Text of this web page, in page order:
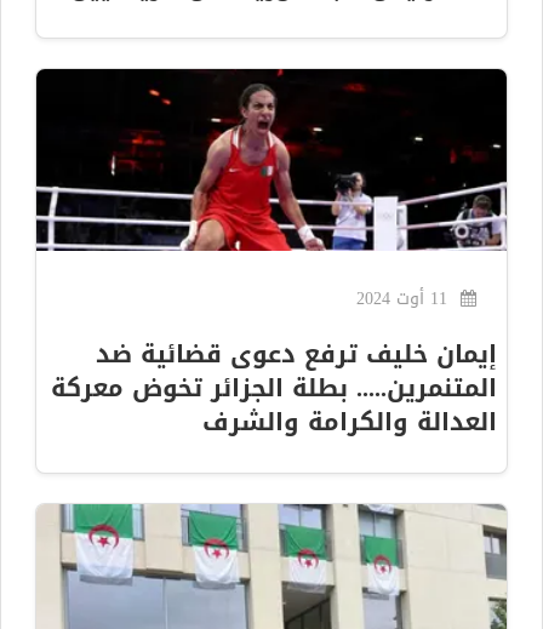
إيمان خليف ترفع دعوى قضائية ضد
المتنمرين..... بطلة الجزائر تخوض معركة
العدالة والكرامة والشرف